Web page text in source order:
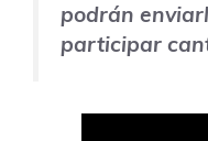
podrán
participar